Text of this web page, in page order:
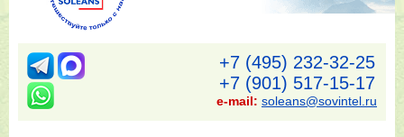
+7 (495) 232-32-25
+7 (901) 517-15-17
e-mail: soleans@sovintel.ru